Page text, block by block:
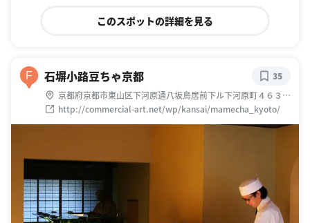
このスポットの詳細を見る
F 石塀小路豆ちゃ京都
京都府京都市東山区下河原通八坂鳥居前下ル下河原町４６３-
１６
http://commercial-art.net/wp/kansai/mamecha_kyoto/
35